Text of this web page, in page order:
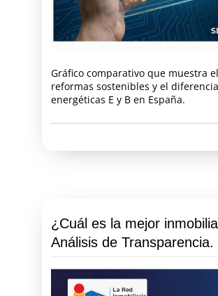
Gráfico comparativo que muestra
reformas sostenibles y el
energéticas E y B en España.
¿Cuál es la mejor
Análisis de Transparencia.